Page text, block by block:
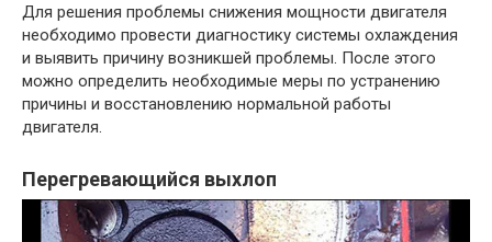
Для решения проблемы снижения мощности двигателя
необходимо провести диагностику системы охлаждения
и выявить причину возникшей проблемы. После этого
можно определить необходимые меры по устранению
причины и восстановлению нормальной работы
двигателя.
Перегревающийся выхлоп